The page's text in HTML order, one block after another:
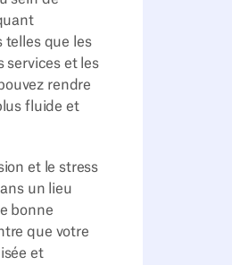
telles que les
services et les
rendre
fluide et
et le stress
un lieu
bonne
que votre
et